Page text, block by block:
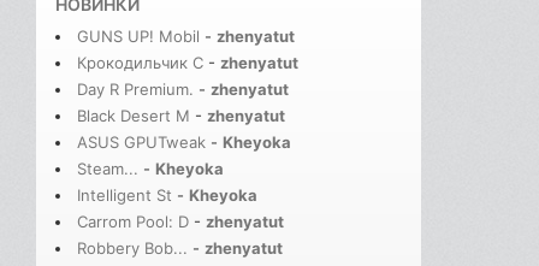
НОВИНКИ
GUNS UP! Mobil - zhenyatut
Крокодильчик С - zhenyatut
Day R Premium. - zhenyatut
Black Desert M - zhenyatut
ASUS GPUTweak - Kheyoka
Steam... - Kheyoka
Intelligent St - Kheyoka
Carrom Pool: D - zhenyatut
Robbery Bob... - zhenyatut